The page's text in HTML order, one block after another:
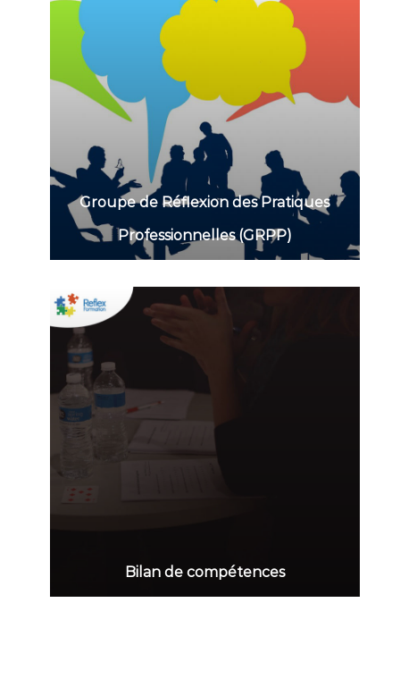
Groupe de Réflexion des Pratiques
Professionnelles (GRPP)
Bilan de compétences